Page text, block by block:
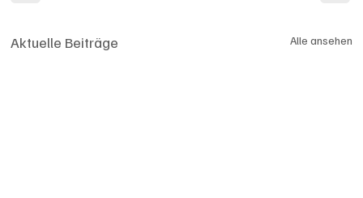
Aktuelle Beiträge Alle ansehen